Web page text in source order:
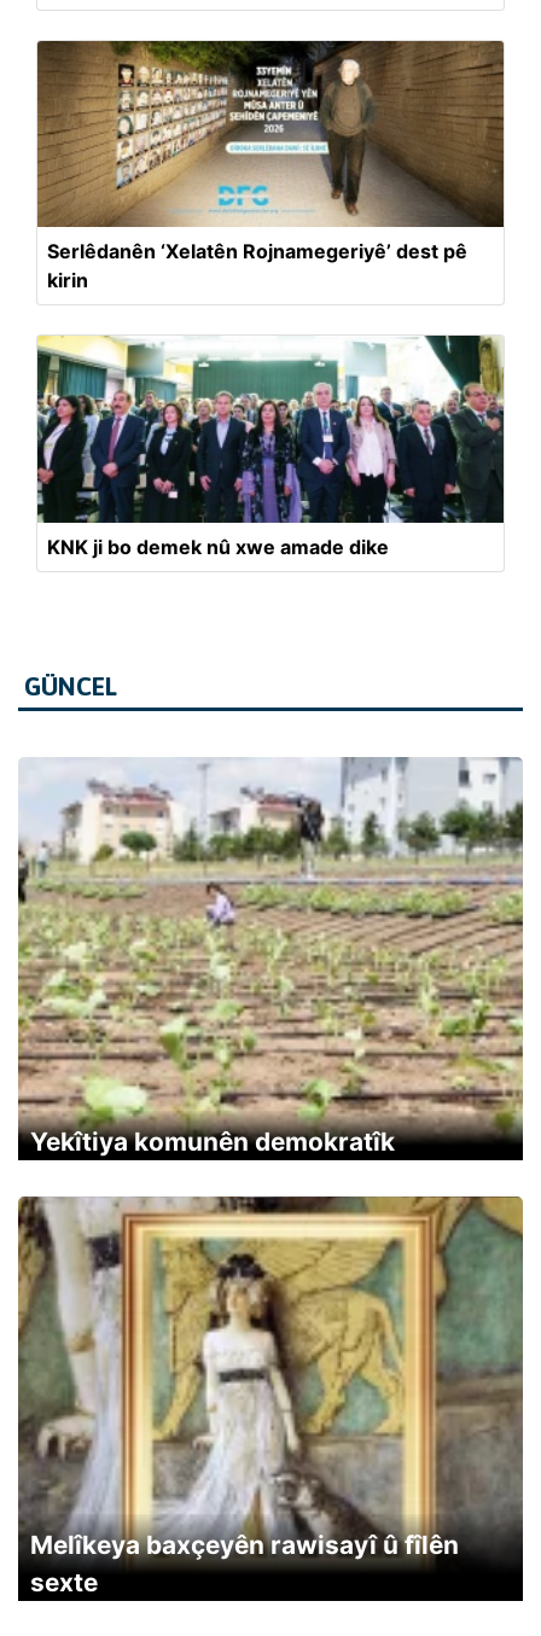
Serlêdanên ‘Xelatên Rojnamegeriyê’ dest pê
kirin
KNK ji bo demek nû xwe amade dike
GÜNCEL
Yekîtiya komunên demokratîk
Melîkeya baxçeyên rawisayî û fîlên
sexte